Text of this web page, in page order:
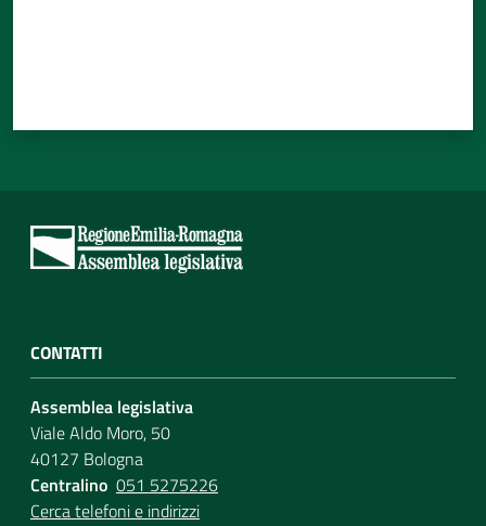
CONTATTI
Assemblea legislativa
Viale Aldo Moro, 50
40127 Bologna
Centralino 051 5275226
Cerca telefoni e indirizzi